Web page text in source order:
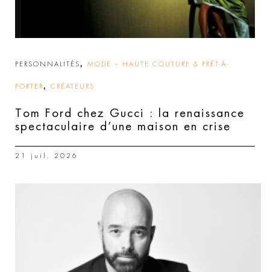
PERSONNALITÉS, MODE – HAUTE COUTURE & PRÊT-À-
PORTER, CRÉATEURS
Tom Ford chez Gucci : la renaissance
spectaculaire d’une maison en crise
21 juil. 2026